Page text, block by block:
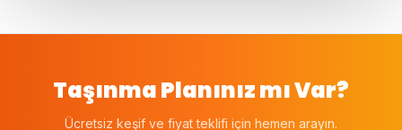
Taşınma Planınız mı Var?
Ücretsiz keşif ve fiyat teklifi için hemen arayın.